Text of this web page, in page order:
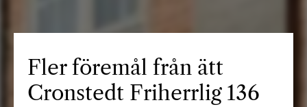
Fler föremål från ätt
Cronstedt Friherrlig 136